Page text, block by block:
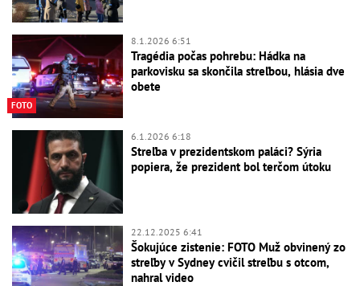
FOTO
8.1.2026 6:51
Tragédia počas pohrebu: Hádka na
parkovisku sa skončila streľbou, hlásia dve
obete
6.1.2026 6:18
Streľba v prezidentskom paláci? Sýria
popiera, že prezident bol terčom útoku
22.12.2025 6:41
Šokujúce zistenie: FOTO Muž obvinený zo
streľby v Sydney cvičil streľbu s otcom,
nahral video